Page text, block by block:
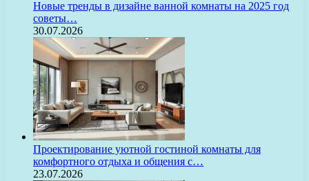
Новые тренды в дизайне ванной комнаты на 2025 год
советы…
30.07.2026
Проектирование уютной гостиной комнаты для
комфортного отдыха и общения с…
23.07.2026